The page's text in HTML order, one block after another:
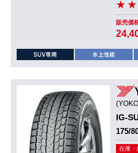
販売価
IG-
175/
在庫・